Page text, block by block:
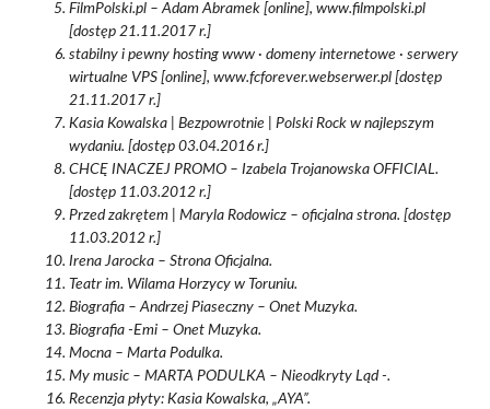
FilmPolski.pl – Adam Abramek [online], www.filmpolski.pl
[dostęp 21.11.2017 r.]
stabilny i pewny hosting www · domeny internetowe · serwery
wirtualne VPS [online], www.fcforever.webserwer.pl [dostęp
21.11.2017 r.]
Kasia Kowalska | Bezpowrotnie | Polski Rock w najlepszym
wydaniu. [dostęp 03.04.2016 r.]
CHCĘ INACZEJ PROMO – Izabela Trojanowska OFFICIAL.
[dostęp 11.03.2012 r.]
Przed zakrętem | Maryla Rodowicz – oficjalna strona. [dostęp
11.03.2012 r.]
Irena Jarocka – Strona Oficjalna.
Teatr im. Wilama Horzycy w Toruniu.
Biografia – Andrzej Piaseczny – Onet Muzyka.
Biografia -Emi – Onet Muzyka.
Mocna – Marta Podulka.
My music – MARTA PODULKA – Nieodkryty Ląd -.
Recenzja płyty: Kasia Kowalska, „AYA”.